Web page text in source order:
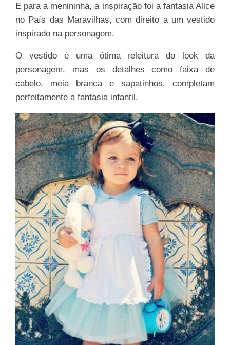
E para a menininha, a inspiração foi a fantasia Alice
no País das Maravilhas, com direito a um vestido
inspirado na personagem.
O vestido é uma ótima releitura do look da
personagem, mas os detalhes como faixa de
cabelo, meia branca e sapatinhos, completam
perfeitamente a fantasia infantil.